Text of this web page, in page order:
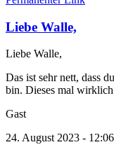
Liebe Walle,
Liebe Walle,
Das ist sehr nett, dass
bin. Dieses mal
Gast
24. August 2023 - 12:06